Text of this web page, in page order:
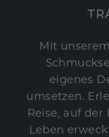
Mit
eigenes
umsetzen.
Reise, auf
Leben